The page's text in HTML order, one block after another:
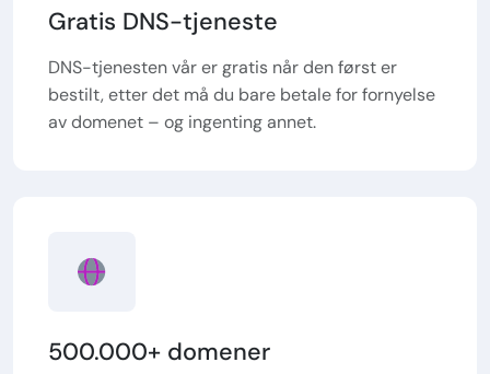
Gratis DNS-tjeneste
DNS-tjenesten vår er gratis når den først er
bestilt, etter det må du bare betale for fornyelse
av domenet – og ingenting annet.
500.000+ domener